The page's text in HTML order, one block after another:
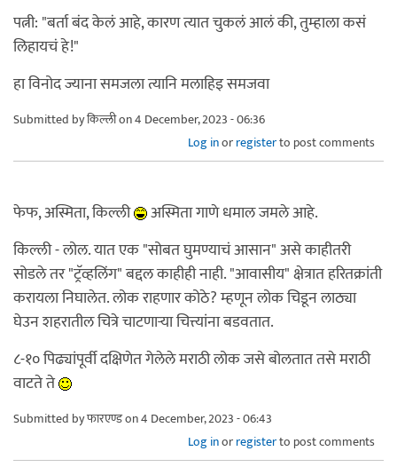
पत्नी: "बर्ता बंद केलं आहे, कारण त्यात चुकलं आलं की, तुम्हाला कसं
लिहायचं हे!"
हा विनोद ज्याना समजला त्यानि मलाहिइ समजवा
Submitted byकिल्लीon 4 December, 2023 - 06:36
Log inorregisterto post comments
फेफ, अस्मिता, किल्ली
अस्मिता गाणे धमाल जमले आहे.
किल्ली - लोल. यात एक "सोबत घुमण्याचं आसान" असे काहीतरी
सोडले तर "ट्रॅव्हलिंग" बद्दल काहीही नाही. "आवासीय" क्षेत्रात हरितक्रांती
करायला निघालेत. लोक राहणार कोठे? म्हणून लोक चिडून लाठ्या
घेउन शहरातील चित्रे चाटणार्‍या चित्त्यांना बडवतात.
८-१० पिढ्यांपूर्वी दक्षिणेत गेलेले मराठी लोक जसे बोलतात तसे मराठी
वाटते ते
Submitted byफारएण्डon 4 December, 2023 - 06:43
Log inorregisterto post comments